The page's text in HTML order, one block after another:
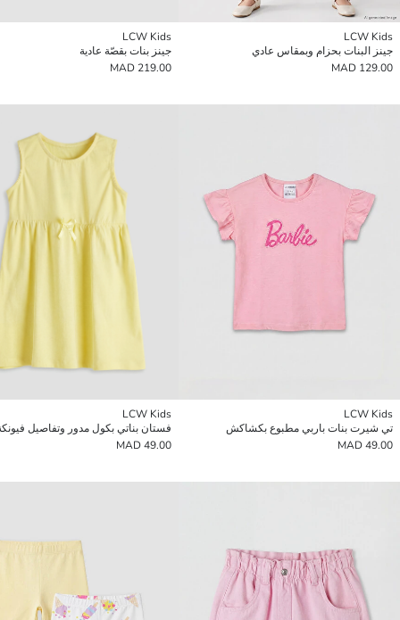
LCW Kids
جينز البنات بحزام وبمقاس عادي
129.00 MAD
LCW Kids
جينز بنات بقصّة عادية
219.00 MAD
LCW Kids
تي شيرت بنات باربي مطبوع بكشاكش
49.00 MAD
LCW Kids
فستان بناتي بكول مدور وتفاصيل
49.00 MAD